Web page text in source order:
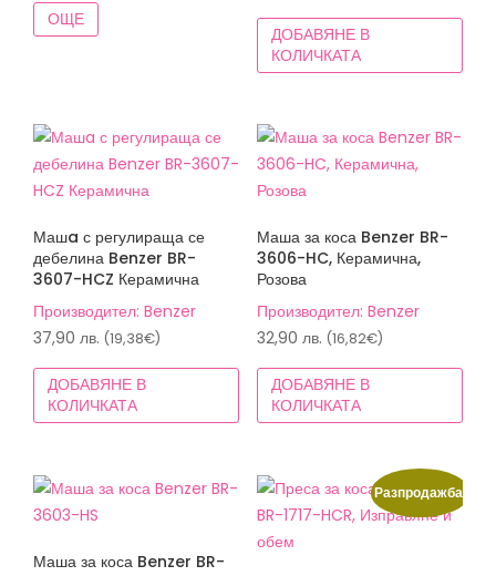
ОЩЕ
цена
78,90 лв.
ДОБАВЯНЕ В
КОЛИЧКАТА
Машa с регулираща се
дебелина Benzer BR-
3607-HCZ Керамична
Производител: Benzer
37,90 лв. (19,38€)
ДОБАВЯНЕ В
КОЛИЧКАТА
Маша за коса Benzer BR-
3606-HC, Керамична,
Розова
Производител: Benzer
32,90 лв. (16,82€)
ДОБАВЯНЕ В
КОЛИЧКАТА
Маша за коса Benzer BR-
Разпродажба!